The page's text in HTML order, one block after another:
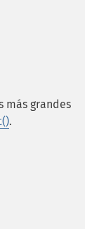
más grandes
.